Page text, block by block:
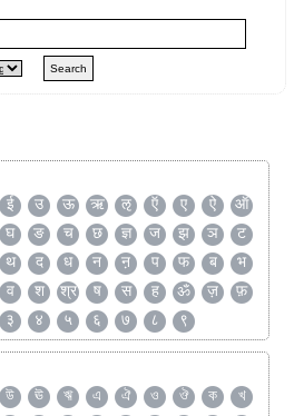
ई उ ऊ ऋ ऌ ऍ ए ऐ
ऑ
घ ङ च छ ज्ञ ज झ ञ
ट
थ द ध न ऩ प फ ब
भ
व श श्र ष स ह ॐ ज़
फ़
३ ४ ५ ६ ७ ८ ९
উ ঊ ঋ এ ঐ ও ঔ ক
খ